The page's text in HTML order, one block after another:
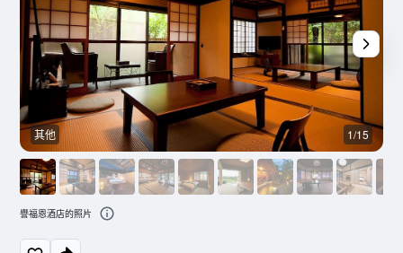
其他 1/15
譽福恩酒店的照片